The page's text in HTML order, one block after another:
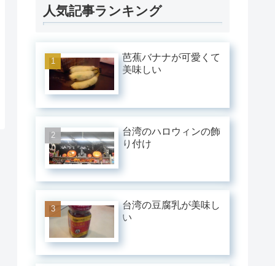
人気記事ランキング
芭蕉バナナが可愛くて
美味しい
台湾のハロウィンの飾
り付け
台湾の豆腐乳が美味し
い